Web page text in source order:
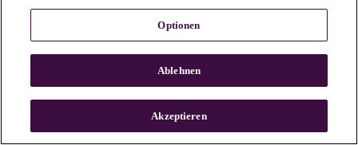
n
Optionen
Ablehnen
Akzeptieren